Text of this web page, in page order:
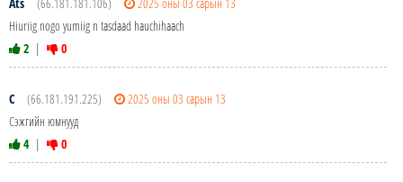
Hiuriig nogo yumiig n tasdaad hauchihaach
2 | 0
С (66.181.191.225)
2025 оны 03 сарын 13
Сэжгийн юмнууд
4 | 0